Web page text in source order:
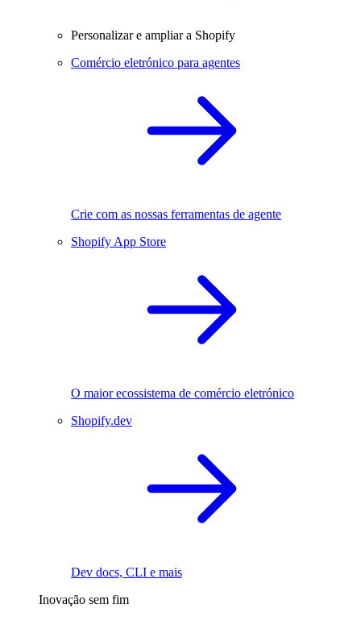
Personalizar e ampliar a Shopify
Comércio eletrónico para agentes
Crie com as nossas ferramentas de agente
Shopify App Store
O maior ecossistema de comércio eletrónico
Shopify.dev
Dev docs, CLI e mais
Inovação sem fim